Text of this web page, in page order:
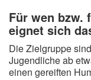
Für wen bzw.
eignet sich
Die Zielgruppe
Jugendliche ab
einen gereiften